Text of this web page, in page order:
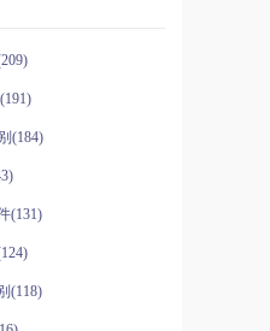
(184)
(131)
(118)